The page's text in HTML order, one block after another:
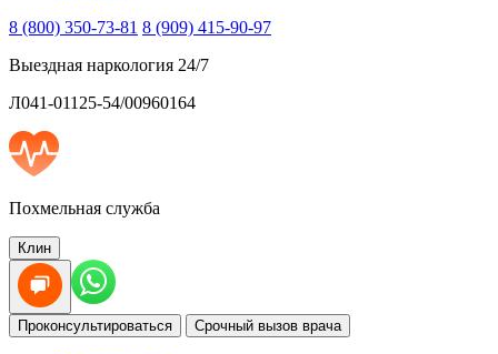
8 (800) 350-73-81 8 (909) 415-90-97
Выездная наркология 24/7
Л041-01125-54/00960164
Похмельная служба
Клин
Проконсультироваться Срочный вызов врача